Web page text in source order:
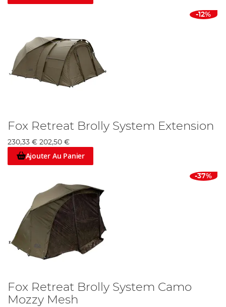
-12%
Fox Retreat Brolly System Extension
230,33 € 202,50 €
Ajouter Au Panier
-37%
Fox Retreat Brolly System Camo
Mozzy Mesh